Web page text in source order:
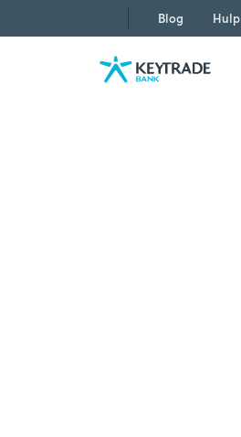
navigatie
aanmelden
inhoud
Blog Hulp